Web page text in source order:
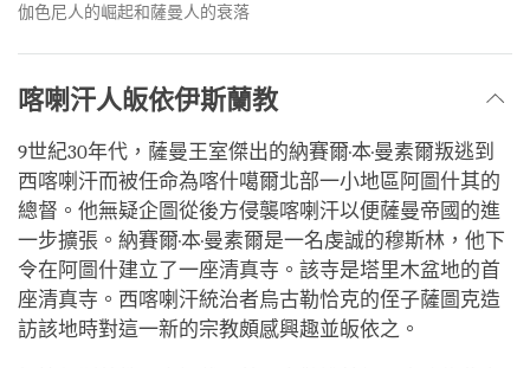
伽色尼人的崛起和薩曼人的衰落
喀喇汗人皈依伊斯蘭教
9世紀30年代，薩曼王室傑出的納賽爾·本·曼素爾叛逃到
西喀喇汗而被任命為喀什噶爾北部一小地區阿圖什其的
總督。他無疑企圖從後方侵襲喀喇汗以便薩曼帝國的進
一步擴張。納賽爾·本·曼素爾是一名虔誠的穆斯林，他下
令在阿圖什建立了一座清真寺。該寺是塔里木盆地的首
座清真寺。西喀喇汗統治者烏古勒恰克的侄子薩圖克造
訪該地時對這一新的宗教頗感興趣並皈依之。